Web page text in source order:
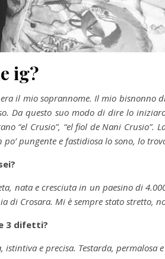
ig?
il mio soprannome. Il mio bisnonno
Da questo suo modo di dire lo
“el Crusio”, “el fiol de Nani
po’ pungente e fastidiosa lo sono, lo
nata e cresciuta in un paesino di
di Crosara. Mi è sempre stato stretto,
3 difetti?
istintiva e precisa. Testarda, permalosa